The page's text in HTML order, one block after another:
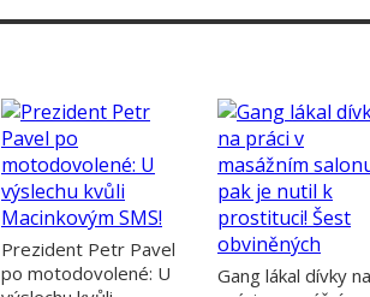
Prezident Petr Pavel
po motodovolené: U
Gang lákal dívky na